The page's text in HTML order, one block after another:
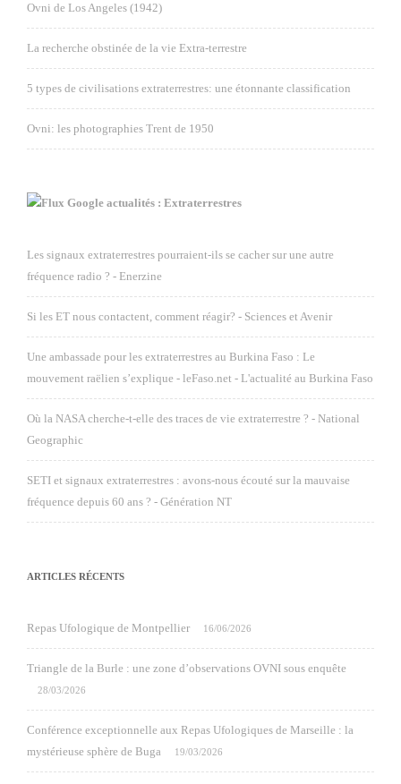
Ovni de Los Angeles (1942)
La recherche obstinée de la vie Extra-terrestre
5 types de civilisations extraterrestres: une étonnante classification
Ovni: les photographies Trent de 1950
Google actualités : Extraterrestres
Les signaux extraterrestres pourraient-ils se cacher sur une autre
fréquence radio ? - Enerzine
Si les ET nous contactent, comment réagir? - Sciences et Avenir
Une ambassade pour les extraterrestres au Burkina Faso : Le
mouvement raëlien s’explique - leFaso.net - L'actualité au Burkina Faso
Où la NASA cherche-t-elle des traces de vie extraterrestre ? - National
Geographic
SETI et signaux extraterrestres : avons-nous écouté sur la mauvaise
fréquence depuis 60 ans ? - Génération NT
ARTICLES RÉCENTS
Repas Ufologique de Montpellier 16/06/2026
Triangle de la Burle : une zone d’observations OVNI sous enquête
28/03/2026
Conférence exceptionnelle aux Repas Ufologiques de Marseille : la
mystérieuse sphère de Buga
19/03/2026